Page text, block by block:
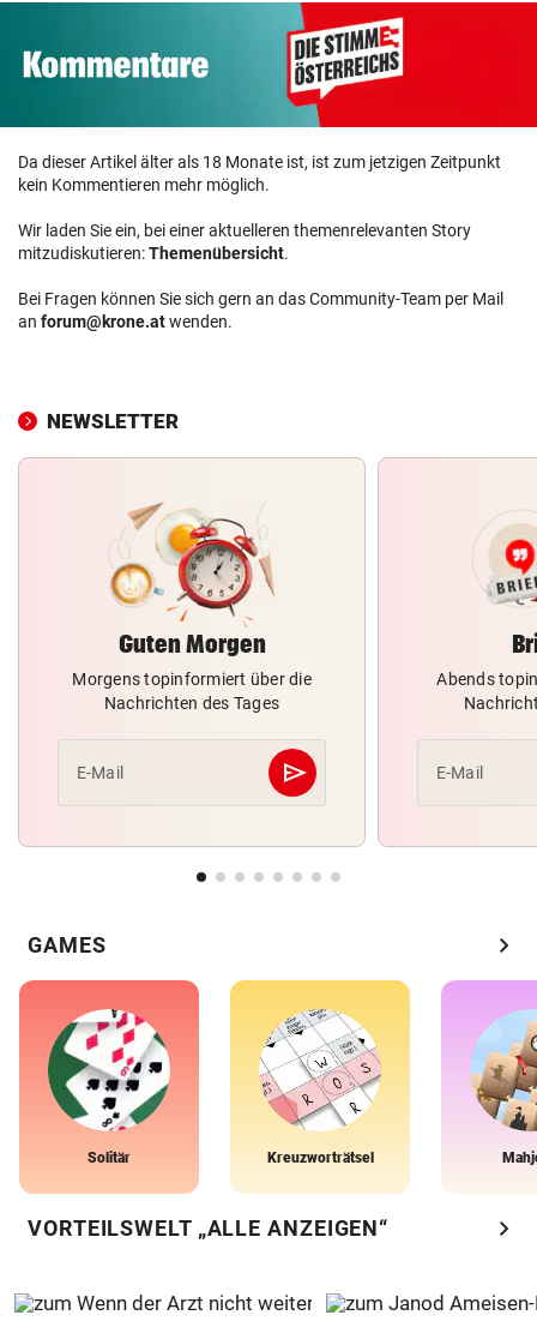
Da dieser Artikel älter als 18 Monate ist, ist zum jetzigen Zeitpunkt
kein Kommentieren mehr möglich.
Wir laden Sie ein, bei einer aktuelleren themenrelevanten Story
mitzudiskutieren:Themenübersicht.
Bei Fragen können Sie sich gern an das Community-Team per Mail
an forum@krone.atwenden.
NEWSLETTER
Guten Morgen
Morgens topinformiert über die
Nachrichten des Tages
E-Mail send
Abschicken
Abends
E-Mail
GAMES chevron_right
Solitär Kreuzworträtsel
VORTEILSWELT „ALLE ANZEIGEN“ chevron_right